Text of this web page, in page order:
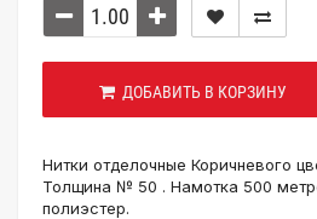
ДОБАВИТЬ В КОРЗИНУ
Нитки отделочные Коричневого
Толщина № 50 . Намотка 500
полиэстер.